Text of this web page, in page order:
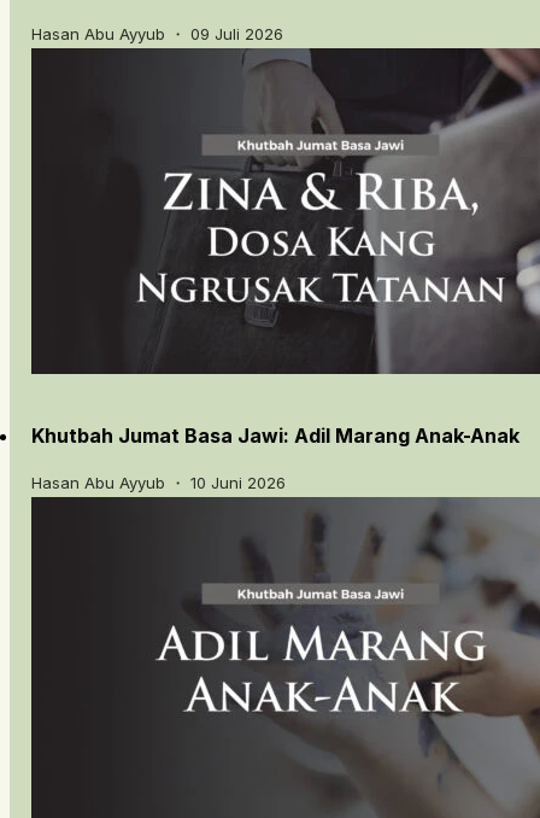
Hasan Abu Ayyub ・ 09 Juli 2026
Khutbah Jumat Basa Jawi: Adil Marang Anak-Anak
Hasan Abu Ayyub ・ 10 Juni 2026